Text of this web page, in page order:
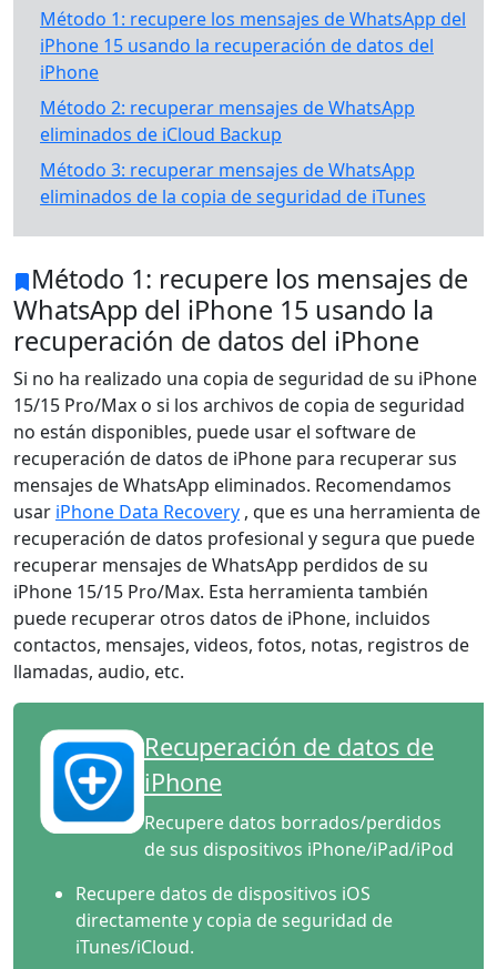
Método 1: recupere los mensajes de WhatsApp del
iPhone 15 usando la recuperación de datos del
iPhone
Método 2: recuperar mensajes de WhatsApp
eliminados de iCloud Backup
Método 3: recuperar mensajes de WhatsApp
eliminados de la copia de seguridad de iTunes
Método 1: recupere los mensajes de
WhatsApp del iPhone 15 usando la
recuperación de datos del iPhone
Si no ha realizado una copia de seguridad de su iPhone
15/15 Pro/Max o si los archivos de copia de seguridad
no están disponibles, puede usar el software de
recuperación de datos de iPhone para recuperar sus
mensajes de WhatsApp eliminados. Recomendamos
usar iPhone Data Recovery , que es una herramienta de
recuperación de datos profesional y segura que puede
recuperar mensajes de WhatsApp perdidos de su
iPhone 15/15 Pro/Max. Esta herramienta también
puede recuperar otros datos de iPhone, incluidos
contactos, mensajes, videos, fotos, notas, registros de
llamadas, audio, etc.
Recuperación de datos de
iPhone
Recupere datos borrados/perdidos
de sus dispositivos iPhone/iPad/iPod
Recupere datos de dispositivos iOS
directamente y copia de seguridad de
iTunes/iCloud.